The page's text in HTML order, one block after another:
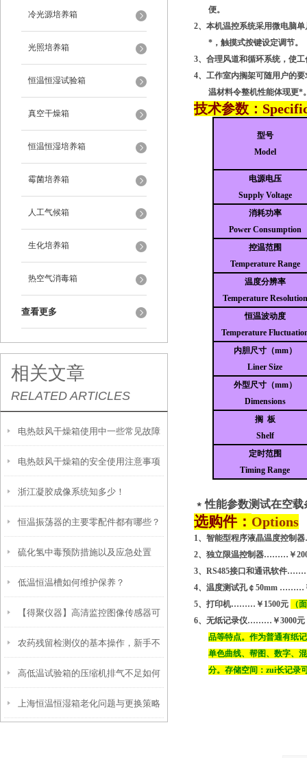
冷光源培养箱
光照培养箱
恒温恒湿试验箱
真空干燥箱
恒温恒湿培养箱
霉菌培养箱
人工气候箱
生化培养箱
热空气消毒箱
查看更多
相关文章
RELATED ARTICLES
电热鼓风干燥箱使用中一些常见故障
分析
电热鼓风干燥箱的安全使用注意事项
有哪些？
浙江凝胶成像系统知多少！
恒温振荡器的主要零配件都有哪些？
硫化氢中毒预防措施以及应急处置
低温恒温槽如何维护保养？
【得聚仪器】高清监控图像传感器可
在得聚防潮箱储存
农药残留检测仪的基本操作，新手不
得不看！
高低温试验箱的压缩机排气不足如何
解决？
上海恒温恒湿箱老化问题与更换策略
便。
2、本机温控系统采用微电脑
*，触摸式按键设定调节。
3、合理风道和循环系统，使
4、 工作室内搁架可随用户的
温材料令整机性能体现更*
技术参数：
型号
Model
电源电压
Supply Voltage
消耗功率
Power Consumption
控温范围
Temperature Range
温度分辨率
Temperature Resolution
恒温波动度
Temperature
内胆尺寸（mm）
Liner Size
外型尺寸（mm）
Dimensions
搁 板
Shelf
定时范围
Timing Range
﹡性能参数测试在空
选购件： Options
1、智能型程序液晶温度控制
2、独立限温控制器……… ￥
3、 RS485接口和通讯软件
4、温度测试孔￠ 50mm ………
5、打印机………￥1500元 （
6、无纸记录仪……… ￥3000元
品等特点。作为普通有纸
单色曲线、帮图、数字、
分。存储空间：zui长记录